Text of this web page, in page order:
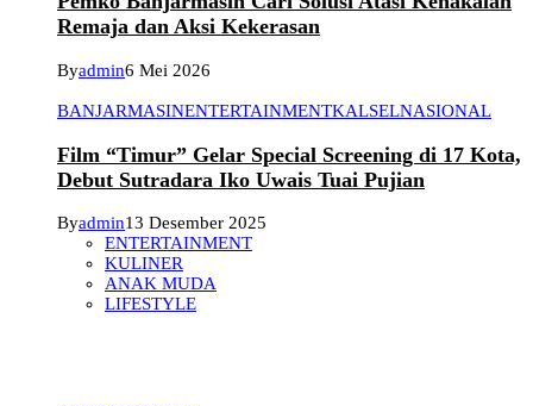
Remaja dan Aksi Kekerasan
Byadmin6 Mei 2026
BANJARMASINENTERTAINMENTKALSELNASIONAL
Film “Timur” Gelar Special Screening di 17 Kota,
Debut Sutradara Iko Uwais Tuai Pujian
Byadmin13 Desember 2025
ENTERTAINMENT
KULINER
ANAK MUDA
LIFESTYLE